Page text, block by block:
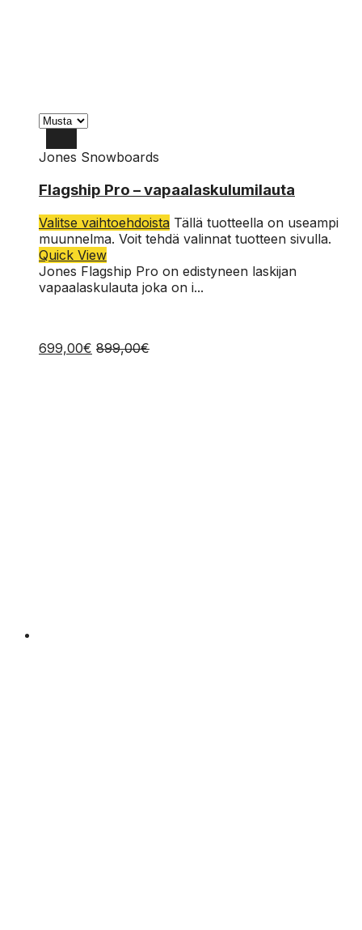
Jones Snowboards
Flagship Pro – vapaalaskulumilauta
Valitse vaihtoehdoista Tällä tuotteella on useampi
muunnelma. Voit tehdä valinnat tuotteen sivulla.
Quick View
Jones Flagship Pro on edistyneen laskijan
vapaalaskulauta joka on i...
699,00€ 899,00€